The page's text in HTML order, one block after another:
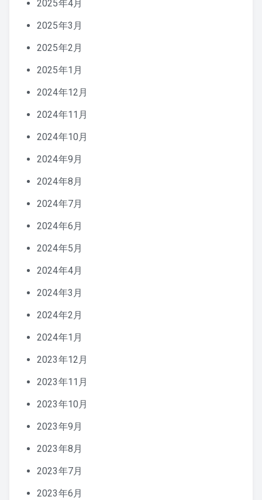
2025年4月
2025年3月
2025年2月
2025年1月
2024年12月
2024年11月
2024年10月
2024年9月
2024年8月
2024年7月
2024年6月
2024年5月
2024年4月
2024年3月
2024年2月
2024年1月
2023年12月
2023年11月
2023年10月
2023年9月
2023年8月
2023年7月
2023年6月